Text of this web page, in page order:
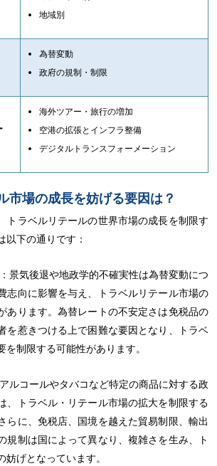
地域別
為替変動
政府の規制・制限
海外ツアー・旅行の増加
空港の拡張とインフラ整備
デジタルトランスフォーメーション
市場の成長を妨げる要因は？
トラベルリテールの世界市場の成長を制限す
以下の通りです：
景気後退や地政学的不確実性は為替変動につ
志向に影響を与え、トラベルリテール市場の
あります。為替レートの不安定さは免税品の
を惹きつける上で困難な要因となり、トラベ
制限する可能性があります。
アルコールやタバコなど特定の商品に対する政
、トラベル・リテール市場の拡大を制限する
らに、免税店、国境を越えた貿易制限、輸出
規制は国によって異なり、複雑さを生み、ト
げとなっています。